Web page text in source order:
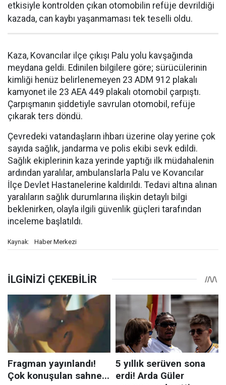
etkisiyle kontrolden çıkan otomobilin refüje devrildiği
kazada, can kaybı yaşanmaması tek teselli oldu.
Kaza, Kovancılar ilçe çıkışı Palu yolu kavşağında
meydana geldi. Edinilen bilgilere göre; sürücülerinin
kimliği henüz belirlenemeyen 23 ADM 912 plakalı
kamyonet ile 23 AEA 449 plakalı otomobil çarpıştı.
Çarpışmanın şiddetiyle savrulan otomobil, refüje
çıkarak ters döndü.
Çevredeki vatandaşların ihbarı üzerine olay yerine çok
sayıda sağlık, jandarma ve polis ekibi sevk edildi.
Sağlık ekiplerinin kaza yerinde yaptığı ilk müdahalenin
ardından yaralılar, ambulanslarla Palu ve Kovancılar
İlçe Devlet Hastanelerine kaldırıldı. Tedavi altına alınan
yaralıların sağlık durumlarına ilişkin detaylı bilgi
beklenirken, olayla ilgili güvenlik güçleri tarafından
inceleme başlatıldı.
Kaynak: Haber Merkezi